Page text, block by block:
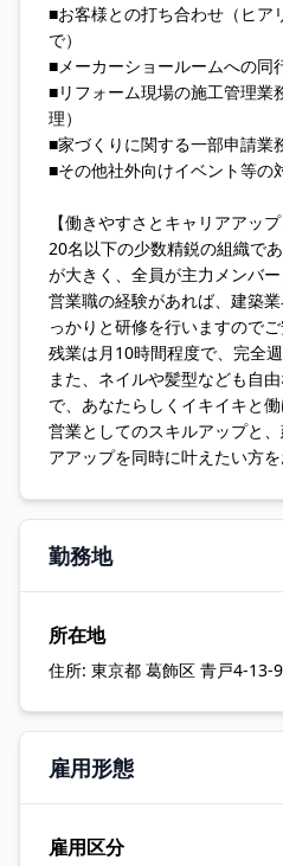
■お客様との打ち合わせ（ヒア
で）
■メーカーショールームへの同
■リフォーム現場の施工管理業
理）
■家づくりに関する一部申請業
■その他社外向けイベント等の
【働きやすさとキャリアアップ
20名以下の少数精鋭の組織で
が大きく、全員が主力メンバー
営業職の経験があれば、建築
っかりと研修を行いますのでご
残業は月10時間程度で、完全週
また、ネイルや髪型なども自
で、あなたらしくイキイキと
営業としてのスキルアップと
アアップを同時に叶えたい方
勤務地
所在地
住所: 東京都 葛飾区 青戸4-13-9
雇用形態
雇用区分